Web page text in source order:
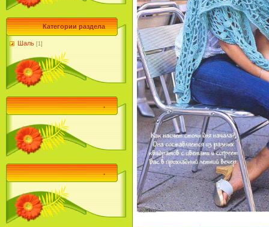
Категории раздела
Шаль [1]
.
.